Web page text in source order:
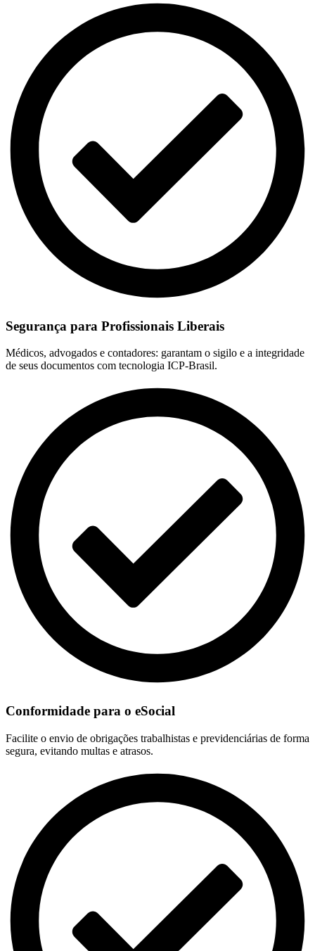
Segurança para Profissionais Liberais
Médicos, advogados e contadores: garantam o sigilo e a integridade
de seus documentos com tecnologia ICP-Brasil.
Conformidade para o eSocial
Facilite o envio de obrigações trabalhistas e previdenciárias de forma
segura, evitando multas e atrasos.